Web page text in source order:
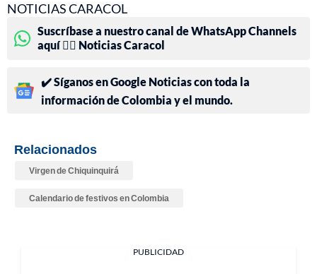
NOTICIAS CARACOL
Suscríbase a nuestro canal de WhatsApp Channels
aquí 👉🏻 Noticias Caracol
✔️ Síganos en Google Noticias con toda la
información de Colombia y el mundo.
Relacionados
Virgen de Chiquinquirá
Calendario de festivos en Colombia
PUBLICIDAD